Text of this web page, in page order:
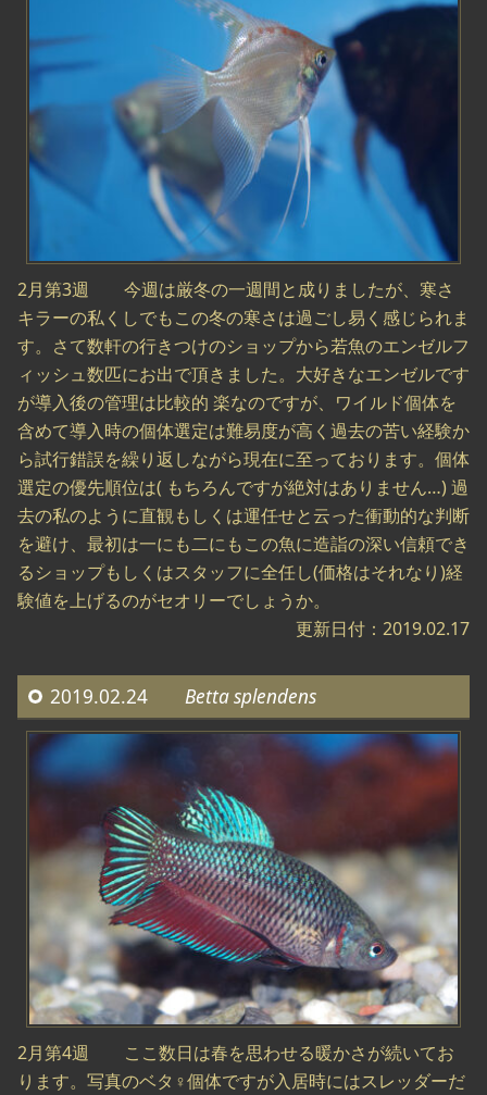
2月第3週 今週は厳冬の一週間と成りましたが、寒さ
キラーの私くしでもこの冬の寒さは過ごし易く感じられま
す。さて数軒の行きつけのショップから若魚のエンゼルフ
ィッシュ数匹にお出で頂きました。大好きなエンゼルです
が導入後の管理は比較的 楽なのですが、ワイルド個体を
含めて導入時の個体選定は難易度が高く過去の苦い経験か
ら試行錯誤を繰り返しながら現在に至っております。個体
選定の優先順位は( もちろんですが絶対はありません…) 過
去の私のように直観もしくは運任せと云った衝動的な判断
を避け、最初は一にも二にもこの魚に造詣の深い信頼でき
るショップもしくはスタッフに全任し(価格はそれなり)経
験値を上げるのがセオリーでしょうか。
更新日付：2019.02.17
2019.02.24 Betta splendens
2月第4週 ここ数日は春を思わせる暖かさが続いてお
ります。写真のベタ♀個体ですが入居時にはスレッダーだ